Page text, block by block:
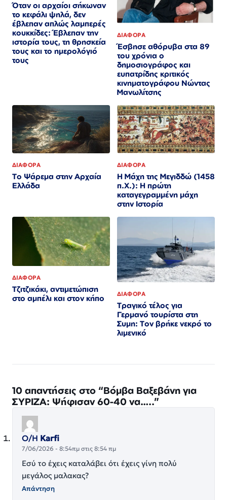
Όταν οι αρχαίοι σήκωναν
το κεφάλι ψηλά, δεν
έβλεπαν απλώς λαμπερές
κουκκίδες: Έβλεπαν την
ιστορία τους, τη θρησκεία
τους και το ημερολόγιό
τους
ΔΙΑΦΟΡΑ
Έσβησε αθόρυβα στα 89
του χρόνια ο
δημοσιογράφος και
ευπατρίδης κριτικός
κινηματογράφου Νώντας
Μανωλίτσης
ΔΙΑΦΟΡΑ
Το Ψάρεμα στην Αρχαία
Ελλάδα
ΔΙΑΦΟΡΑ
Η Μάχη της Μεγιδδώ (1458
π.Χ.): Η πρώτη
καταγεγραμμένη μάχη
στην Ιστορία
ΔΙΑΦΟΡΑ
Τζιτζικάκι, αντιμετώπιση
στο αμπέλι και στον κήπο
ΔΙΑΦΟΡΑ
Τραγικό τέλος για
Γερμανό τουρίστα στη
Συμη: Τον βρήκε νεκρό το
λιμενικό
10 απαντήσεις στο “Βόμβα Βαξεβάνη για
ΣΥΡΙΖΑ: Ψήφισαν 60-40 να…..”
Ο/Η Karfi
7/06/2026 - 8:54πμ στις 8:54 πμ
Εσύ το έχεις καταλάβει ότι έχεις γίνη πολύ
μεγάλος μαλακας?
Απάντηση